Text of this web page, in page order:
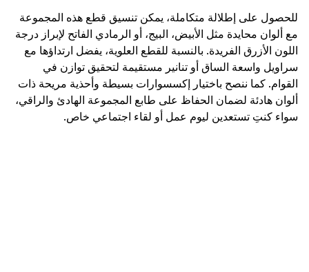
للحصول على إطلالة متكاملة، يمكن تنسيق قطع هذه المجموعة
مع ألوان محايدة مثل الأبيض، البيج، أو الرمادي الفاتح لإبراز درجة
اللون الأزرق الفريدة. بالنسبة للقطع العلوية، يفضل ارتداؤها مع
سراويل واسعة الساق أو تنانير مستقيمة لتحقيق توازن في
القوام. كما ننصح باختيار إكسسوارات بسيطة وأحذية مريحة ذات
ألوان هادئة لضمان الحفاظ على طابع المجموعة الهادئ والراقي،
سواء كنتِ تستعدين ليوم عمل أو لقاء اجتماعي خاص.